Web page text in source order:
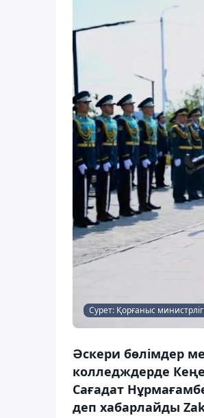
Сурет: Қорғаныс
Әскери бөлімдер
колледждерде
Сағадат
деп хабарлайды